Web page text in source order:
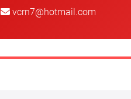
vcrn7@hotmail.com